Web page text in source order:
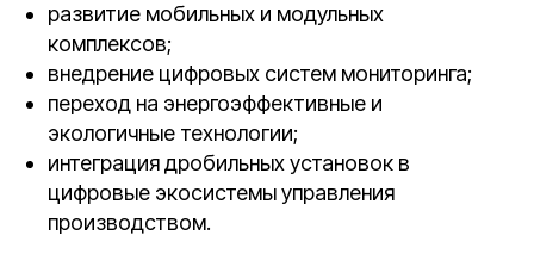
развитие мобильных и модульных
комплексов;
внедрение цифровых систем мониторинга;
переход на энергоэффективные и
экологичные технологии;
интеграция дробильных установок в
цифровые экосистемы управления
производством.